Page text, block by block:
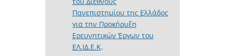
Πανεπιστημίου της Ελλάδος
για την Προκήρυξη
Ερευνητικών Έργων του
ΕΛ.ΙΔ.Ε.Κ.